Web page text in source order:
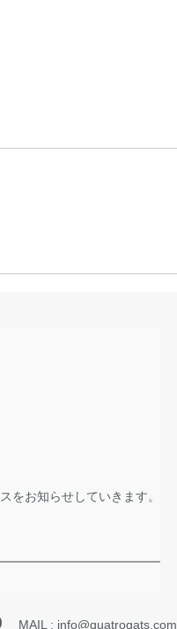
をお知らせしていきます。
MAIL : info@quatrogats.com